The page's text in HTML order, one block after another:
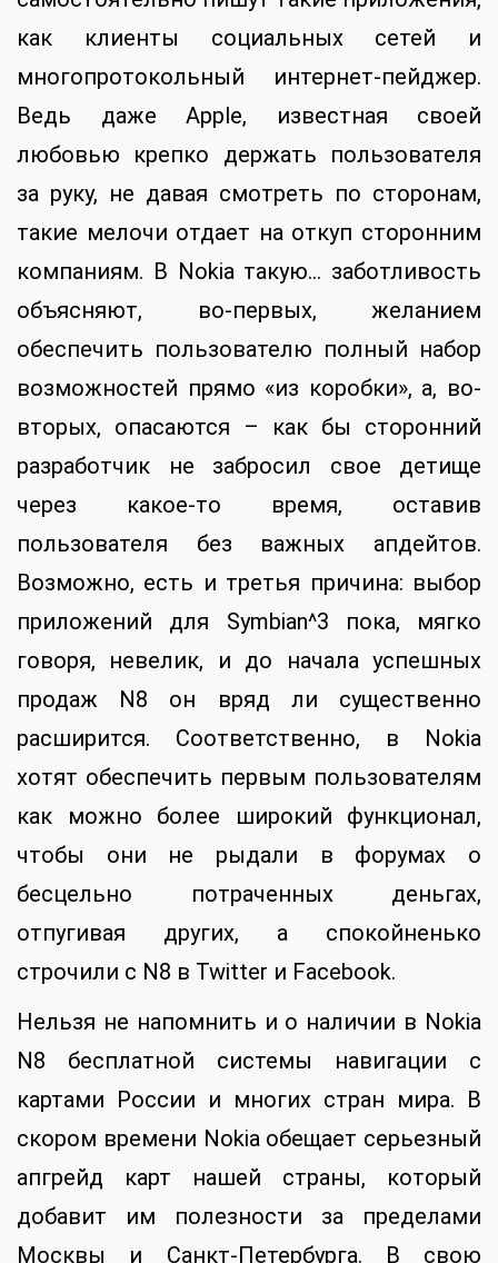
как клиенты социальных сетей и
многопротокольный интернет-пейджер.
Ведь даже Apple, известная своей
любовью крепко держать пользователя
за руку, не давая смотреть по сторонам,
такие мелочи отдает на откуп сторонним
компаниям. В Nokia такую… заботливость
объясняют, во-первых, желанием
обеспечить пользователю полный набор
возможностей прямо «из коробки», а, во-
вторых, опасаются – как бы сторонний
разработчик не забросил свое детище
через какое-то время, оставив
пользователя без важных апдейтов.
Возможно, есть и третья причина: выбор
приложений для Symbian^3 пока, мягко
говоря, невелик, и до начала успешных
продаж N8 он вряд ли существенно
расширится. Соответственно, в Nokia
хотят обеспечить первым пользователям
как можно более широкий функционал,
чтобы они не рыдали в форумах о
бесцельно потраченных деньгах,
отпугивая других, а спокойненько
строчили с N8 в Twitter и Facebook.
Нельзя не напомнить и о наличии в Nokia
N8 бесплатной системы навигации с
картами России и многих стран мира. В
скором времени Nokia обещает серьезный
апгрейд карт нашей страны, который
добавит им полезности за пределами
Москвы и Санкт-Петербурга. В свою